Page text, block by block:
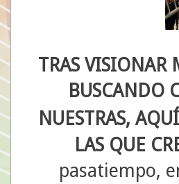
TRAS VISIONAR
BUSCANDO
NUESTRAS,
LAS QUE
pasatiempo,